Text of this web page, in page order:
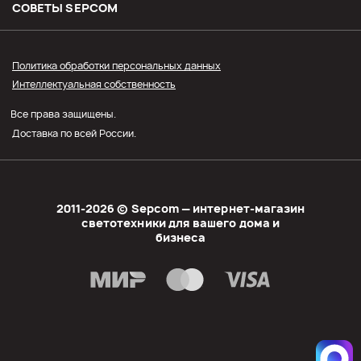
Оплата
Оптовым покупателям
Личный кабинет
СОВЕТЫ SЕPCOM
2011-2026 © Sеpcom — интернет-магазин
светотехники для вашего дома и
бизнеса
Политика обработки персональных данных
Интеллектуальная собственность
Все права защищены.
Доставка по всей России.